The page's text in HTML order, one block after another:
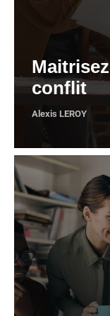
conflit
Alexis LEROY